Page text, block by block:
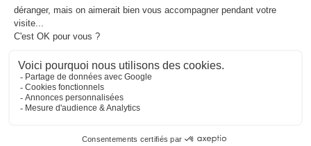
Retrouvons-nous sur